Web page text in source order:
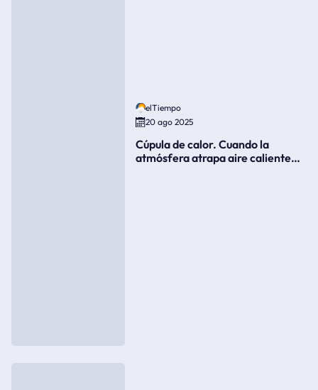
elTiempo
20 ago 2025
Cúpula de calor. Cuando la
atmósfera atrapa aire caliente